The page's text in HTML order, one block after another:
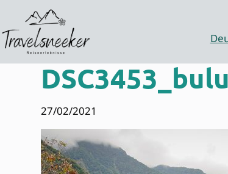
Inhalt
springen
27/02/2021